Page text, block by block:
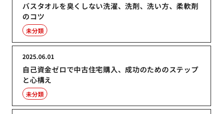
バスタオルを臭くしない洗濯、洗剤、洗い方、柔軟剤
のコツ
未分類
自己資金ゼロで中古住宅購入、成功のためのステップ
と心構え
2025.06.01
未分類